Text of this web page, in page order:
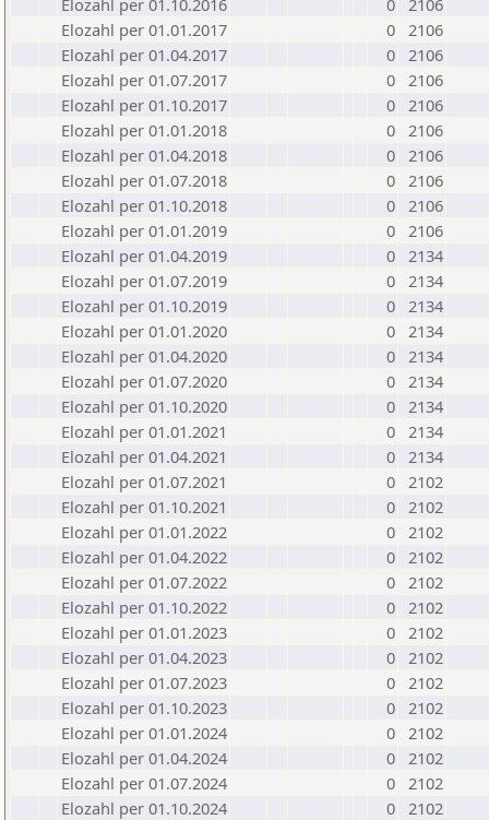
Elozahl per 01.10.2016
0 2106
Elozahl per 01.01.2017
0 2106
Elozahl per 01.04.2017
0 2106
Elozahl per 01.07.2017
0 2106
Elozahl per 01.10.2017
0 2106
Elozahl per 01.01.2018
0 2106
Elozahl per 01.04.2018
0 2106
Elozahl per 01.07.2018
0 2106
Elozahl per 01.10.2018
0 2106
Elozahl per 01.01.2019
0 2106
Elozahl per 01.04.2019
0 2134
Elozahl per 01.07.2019
0 2134
Elozahl per 01.10.2019
0 2134
Elozahl per 01.01.2020
0 2134
Elozahl per 01.04.2020
0 2134
Elozahl per 01.07.2020
0 2134
Elozahl per 01.10.2020
0 2134
Elozahl per 01.01.2021
0 2134
Elozahl per 01.04.2021
0 2134
Elozahl per 01.07.2021
0 2102
Elozahl per 01.10.2021
0 2102
Elozahl per 01.01.2022
0 2102
Elozahl per 01.04.2022
0 2102
Elozahl per 01.07.2022
0 2102
Elozahl per 01.10.2022
0 2102
Elozahl per 01.01.2023
0 2102
Elozahl per 01.04.2023
0 2102
Elozahl per 01.07.2023
0 2102
Elozahl per 01.10.2023
0 2102
Elozahl per 01.01.2024
0 2102
Elozahl per 01.04.2024
0 2102
Elozahl per 01.07.2024
0 2102
Elozahl per 01.10.2024
0 2102